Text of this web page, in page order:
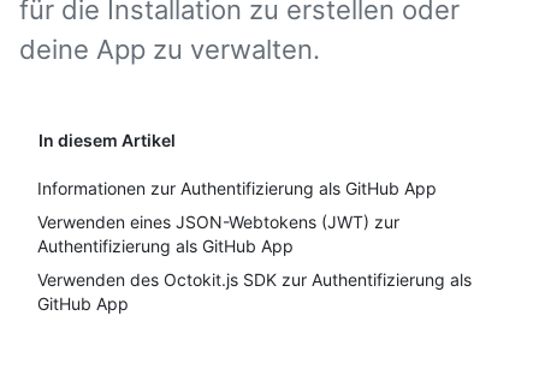
für die Installation zu erstellen oder
deine App zu verwalten.
In diesem Artikel
Informationen zur Authentifizierung als GitHub App
Verwenden eines JSON-Webtokens (JWT) zur
Authentifizierung als GitHub App
Verwenden des Octokit.js SDK zur Authentifizierung als
GitHub App